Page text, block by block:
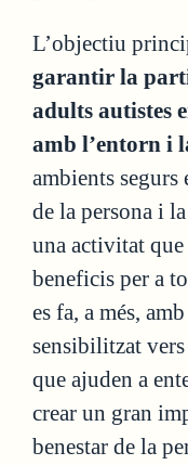
L’objectiu
garantir la
adults autistes
amb l’entorn i
ambients segurs
de la persona i
una activitat
beneficis per a
es fa, a més,
sensibilitzat
que ajuden a
crear un gran
benestar de la